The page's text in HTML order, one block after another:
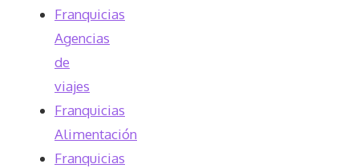
Franquicias
Agencias
de
viajes
Franquicias
Alimentación
Franquicias